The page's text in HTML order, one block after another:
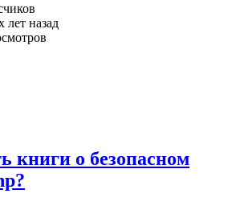
лет назад
книги о безопасном